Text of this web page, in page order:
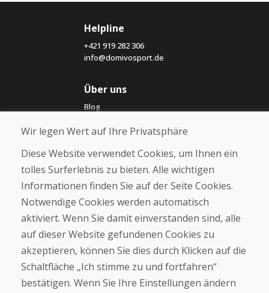
Helpline
+421 919 282 306
info@domivosport.de
Über uns
Blog
Geschäft
Kaufen
E-Shop
Impressum
Geschäftsbedingungen
Zahlung
Beschwerde
Rückgabe und Umtausch von Waren
Cookies
Wir legen Wert auf Ihre Privatsphäre
Diese Website verwendet Cookies, um Ihnen ein
tolles Surferlebnis zu bieten. Alle wichtigen
Informationen finden Sie auf der Seite Cookies.
Notwendige Cookies werden automatisch
aktiviert. Wenn Sie damit einverstanden sind, alle
auf dieser Website gefundenen Cookies zu
akzeptieren, können Sie dies durch Klicken auf die
Schaltfläche „Ich stimme zu und fortfahren“
bestätigen. Wenn Sie Ihre Einstellungen ändern